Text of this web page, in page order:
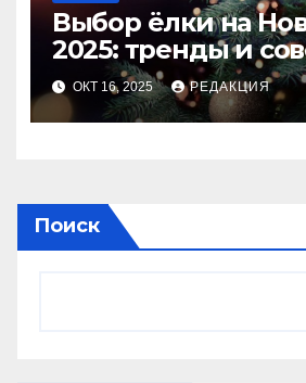
Выбор ёлки на
2025: тренды и
идеального
ОКТ 16, 2025 РЕДАКЦИЯ
Поиск